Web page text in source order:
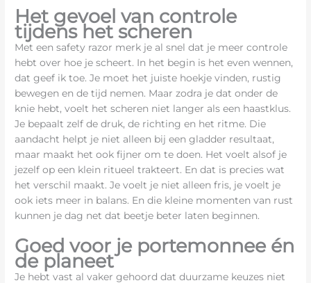
Het gevoel van controle
tijdens het scheren
Met een safety razor merk je al snel dat je meer controle
hebt over hoe je scheert. In het begin is het even wennen,
dat geef ik toe. Je moet het juiste hoekje vinden, rustig
bewegen en de tijd nemen. Maar zodra je dat onder de
knie hebt, voelt het scheren niet langer als een haastklus.
Je bepaalt zelf de druk, de richting en het ritme. Die
aandacht helpt je niet alleen bij een gladder resultaat,
maar maakt het ook fijner om te doen. Het voelt alsof je
jezelf op een klein ritueel trakteert. En dat is precies wat
het verschil maakt. Je voelt je niet alleen fris, je voelt je
ook iets meer in balans. En die kleine momenten van rust
kunnen je dag net dat beetje beter laten beginnen.
Goed voor je portemonnee én
de planeet
Je hebt vast al vaker gehoord dat duurzame keuzes niet